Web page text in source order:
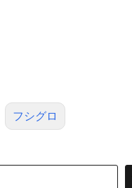
フシグロ